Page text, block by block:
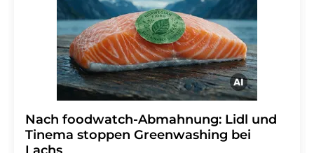
Abbestellung des entsprechenden Newsletters
enthalten.
Nach foodwatch-Abmahnung: Lidl und
Tinema stoppen Greenwashing bei